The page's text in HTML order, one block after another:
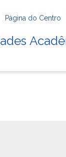
Página do Centro